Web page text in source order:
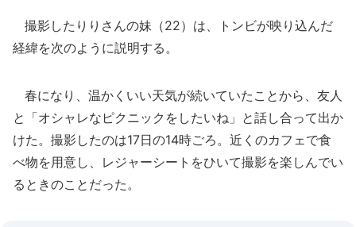
撮影したりりさんの妹（22）は、トンビが映り込んだ
経緯を次のように説明する。
春になり、温かくいい天気が続いていたことから、友人
と「オシャレなピクニックをしたいね」と話し合って出か
けた。撮影したのは17日の14時ごろ。近くのカフェで食
べ物を用意し、レジャーシートをひいて撮影を楽しんでい
るときのことだった。